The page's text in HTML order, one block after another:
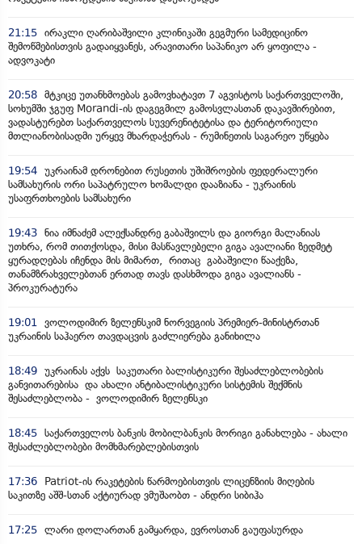
21:15 ირაკლი ღარიბაშვილი კლინიკაში გეგმური სამედიცინო
შემოწმებისთვის გადაიყვანეს, არავითარი საპანიკო არ ყოფილა -
ადვოკატი
20:58 მტკიცე უთანხმოებას გამოვხატავთ 7 აგვისტოს საქართველოში,
სოხუმში ჯგუფ Morandi-ის დაგეგმილ გამოსვლასთან დაკავშირებით,
ვადასტურებთ საქართველოს სუვერენიტეტისა და ტერიტორიული
მთლიანობისადმი ურყევ მხარდაჭერას - რუმინეთის საგარეო უწყება
19:54 უკრაინამ დრონებით რუსეთის უშიშროების ფედერალური
სამსახურის ორი საპატრულო ხომალდი დააზიანა - უკრაინის
უსაფრთხოების სამსახური
19:43 ნია იმნაძემ ალექსანდრე გაბაშვილს და გიორგი მალანიას
უთხრა, რომ თითქოსდა, მისი მასწავლებელი გიგა ავალიანი ზედმეტ
ყურადღებას იჩენდა მის მიმართ, რითაც გაბაშვილი წააქეზა,
თანამზრახველებთან ერთად თავს დასხმოდა გიგა ავალიანს -
პროკურატურა
19:01
ვოლოდიმირ ზელენსკიმ ნორვეგიის პრემიერ-მინისტრთან
უკრაინის საჰაერო თავდაცვის გაძლიერება განიხილა
18:49 უკრაინას აქვს საკუთარი ბალისტიკური შესაძლებლობების
განვითარებისა და ახალი ანტიბალისტიკური სისტემის შექმნის
შესაძლებლობა - ვოლოდიმირ ზელენსკი
18:45 საქართველოს ბანკის მობილბანკის მორიგი განახლება - ახალი
შესაძლებლობები მომხმარებლებისთვის
17:36
Patriot-ის რაკეტების წარმოებისთვის ლიცენზიის მიღების
საკითზე აშშ-სთან აქტიურად ვმუშაობთ - ანდრი სიბიჰა
17:25 ლარი დოლართან გამყარდა, ევროსთან გაუფასურდა